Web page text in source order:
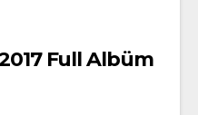
Full Albüm